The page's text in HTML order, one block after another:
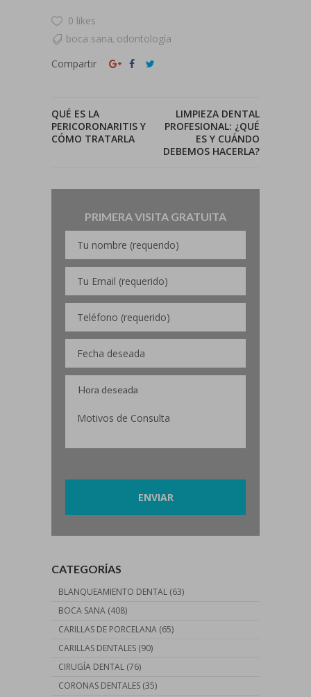
0 likes
boca sana, odontología
Compartir
QUÉ ES LA
PERICORONARITIS Y
CÓMO TRATARLA
LIMPIEZA DENTAL
PROFESIONAL: ¿QUÉ
ES Y CUÁNDO
DEBEMOS HACERLA?
PRIMERA VISITA GRATUITA
CATEGORÍAS
BLANQUEAMIENTO DENTAL (63)
BOCA SANA (408)
CARILLAS DE PORCELANA (65)
CARILLAS DENTALES (90)
CIRUGÍA DENTAL (76)
CORONAS DENTALES (35)